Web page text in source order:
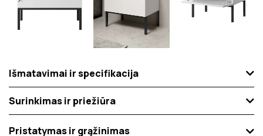
Išmatavimai ir specifikacija
Surinkimas ir priežiūra
Pristatymas ir grąžinimas